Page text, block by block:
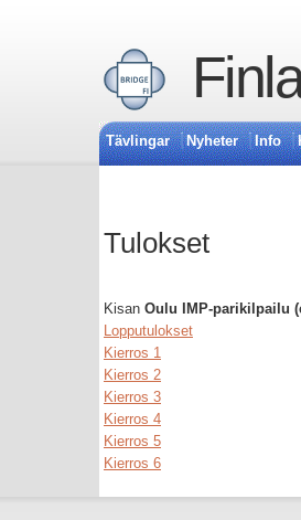
Tävlingar Nyheter Info
Tulokset
Kisan Oulu IMP-parikilpailu
Lopputulokset
Kierros 1
Kierros 2
Kierros 3
Kierros 4
Kierros 5
Kierros 6